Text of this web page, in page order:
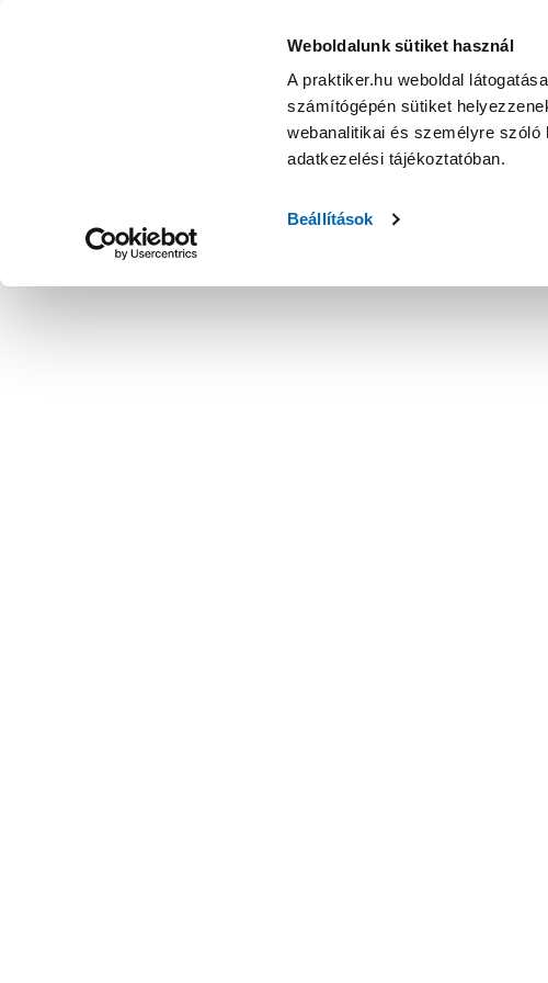
Weboldalunk sütiket használ
A praktiker.hu weboldal
számítógépén sütiket
webanalitikai és személyre szóló
adatkezelési tájékoztatóban.
Beállítások